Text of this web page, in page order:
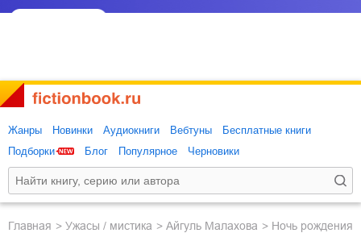
Жанры Новинки Аудиокниги Вебтуны
Бесплатные книги
Подборки
Блог Популярное Черновики
Главная ужасы / мистика Айгуль Малахова Ночь рождения